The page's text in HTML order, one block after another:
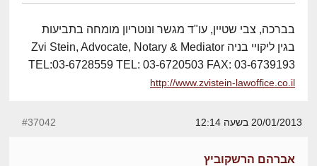
בברכה, צבי שטיין, עו"ד מגשר ונוטריון מומחה בתביעות
בגין ליקויי בניה Zvi Stein, Advocate, Notary & Mediator
TEL:03-6728559 TEL: 03-6720503 FAX: 03-6739193
http://www.zvistein-lawoffice.co.il
20/01/2013 בשעה 12:14 #37042
אברהם הרשקוביץ